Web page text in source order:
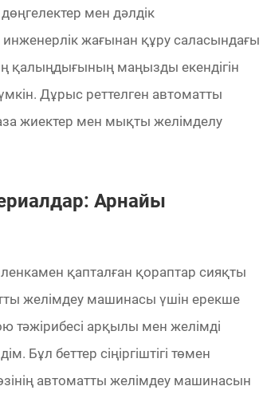
мен дәлдік
жағынан құру саласындағы
қалыңдығының маңызды екендігін
Дұрыс реттелген автоматты
жиектер мен мықты желімделу
Арнайы
қапталған қораптар сияқты
желімдеу машинасы үшін ерекше
арқылы мен желімді
Бұл беттер сіңіргіштігі төмен
автоматты желімдеу машинасын